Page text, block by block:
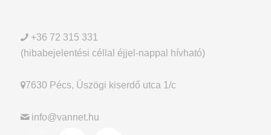
+36 72 315 331
(hibabejelentési céllal éjjel-nappal hívható)
7630 Pécs, Üszögi kiserdő utca 1/c
info@vannet.hu